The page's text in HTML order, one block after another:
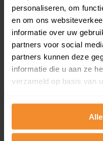
personaliseren, om
en om ons
informatie over uw
partners voor social
partners kunnen deze
informatie die u aan ze
verzameld op basis van
€ 249.000